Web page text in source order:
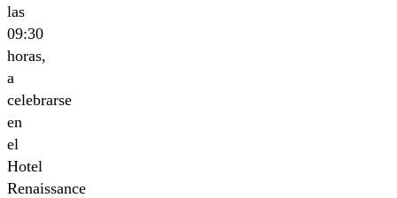
las
09:30
horas,
a
celebrarse
en
el
Hotel
Renaissance